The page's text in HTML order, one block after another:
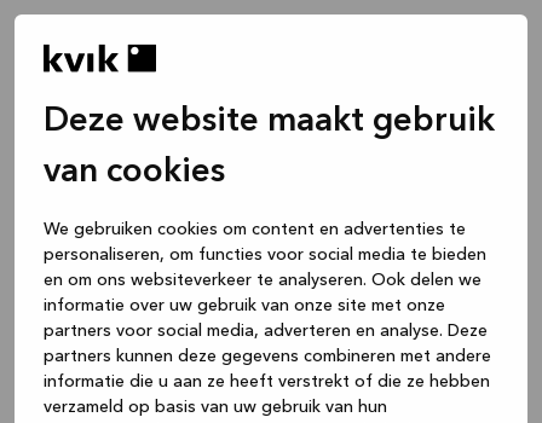
Deze website maakt gebruik
van cookies
We gebruiken cookies om content en advertenties te
personaliseren, om functies voor social media te bieden
en om ons websiteverkeer te analyseren. Ook delen we
informatie over uw gebruik van onze site met onze
partners voor social media, adverteren en analyse. Deze
partners kunnen deze gegevens combineren met andere
informatie die u aan ze heeft verstrekt of die ze hebben
verzameld op basis van uw gebruik van hun